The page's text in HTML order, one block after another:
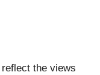
the views